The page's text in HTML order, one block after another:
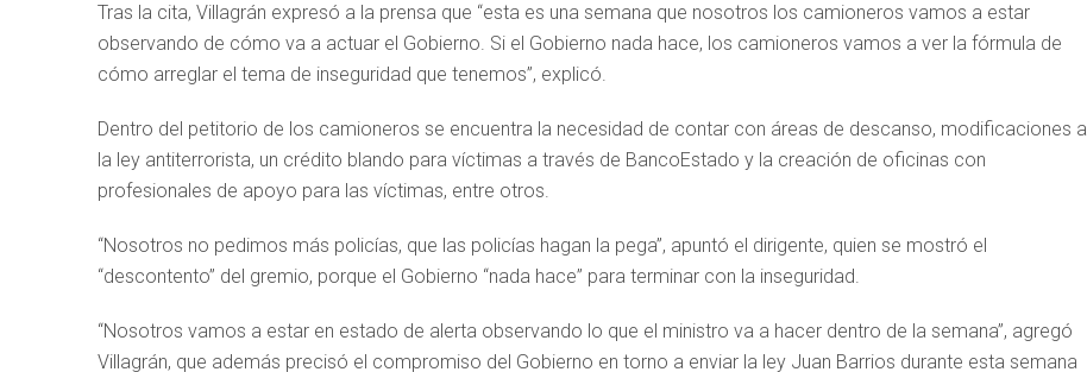
Tras la cita, Villagrán expresó a la prensa que “esta es una semana que nosotros los camioneros vamos a estar
observando de cómo va a actuar el Gobierno. Si el Gobierno nada hace, los camioneros vamos a ver la fórmula de
cómo arreglar el tema de inseguridad que tenemos”, explicó.
Dentro del petitorio de los camioneros se encuentra la necesidad de contar con áreas de descanso, modificaciones a
la ley antiterrorista, un crédito blando para víctimas a través de BancoEstado y la creación de oficinas con
profesionales de apoyo para las víctimas, entre otros.
“Nosotros no pedimos más policías, que las policías hagan la pega”, apuntó el dirigente, quien se mostró el
“descontento” del gremio, porque el Gobierno “nada hace” para terminar con la inseguridad.
“Nosotros vamos a estar en estado de alerta observando lo que el ministro va a hacer dentro de la semana”, agregó
Villagrán, que además precisó el compromiso del Gobierno en torno a enviar la ley Juan Barrios durante esta semana